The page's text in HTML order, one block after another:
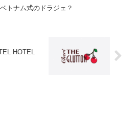
ベトナム式のドラジェ？
HOTEL